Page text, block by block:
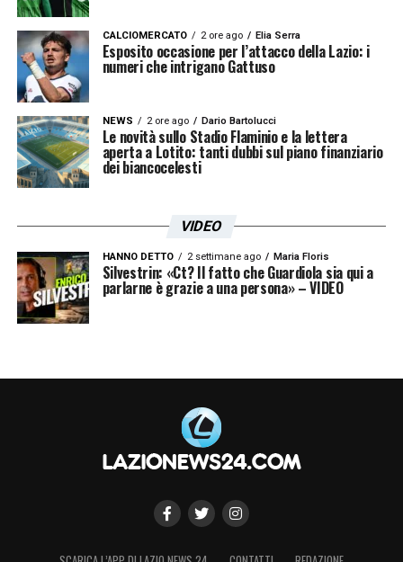
CALCIOMERCATO 2 ore ago Elia Serra
Esposito occasione per l’attacco della Lazio: i
numeri che intrigano Gattuso
NEWS 2 ore ago Dario Bartolucci
Le novità sullo Stadio Flaminio e la lettera
aperta a Lotito: tanti dubbi sul piano finanziario
dei biancocelesti
VIDEO
HANNO DETTO 2 settimane ago Maria Floris
Silvestrin: «Ct? Il fatto che Guardiola sia qui a
parlarne è grazie a una persona» – VIDEO